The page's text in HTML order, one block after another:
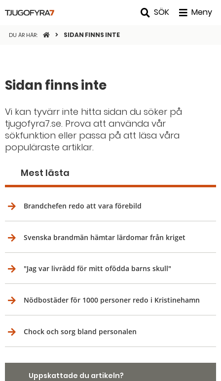
SÖK Meny
DU ÄR HÄR: STARTSIDANSIDAN FINNS INTE
Sidan finns inte
Vi kan tyvärr inte hitta sidan du söker på
tjugofyra7.se. Prova att använda vår
sökfunktion eller passa på att läsa våra
populäraste artiklar.
Mest lästa
Brandchefen redo att vara förebild
Svenska brandmän hämtar lärdomar från kriget
"Jag var livrädd för mitt ofödda barns skull"
Nödbostäder för 1000 personer redo i Kristinehamn
Chock och sorg bland personalen
Uppskattade du artikeln?